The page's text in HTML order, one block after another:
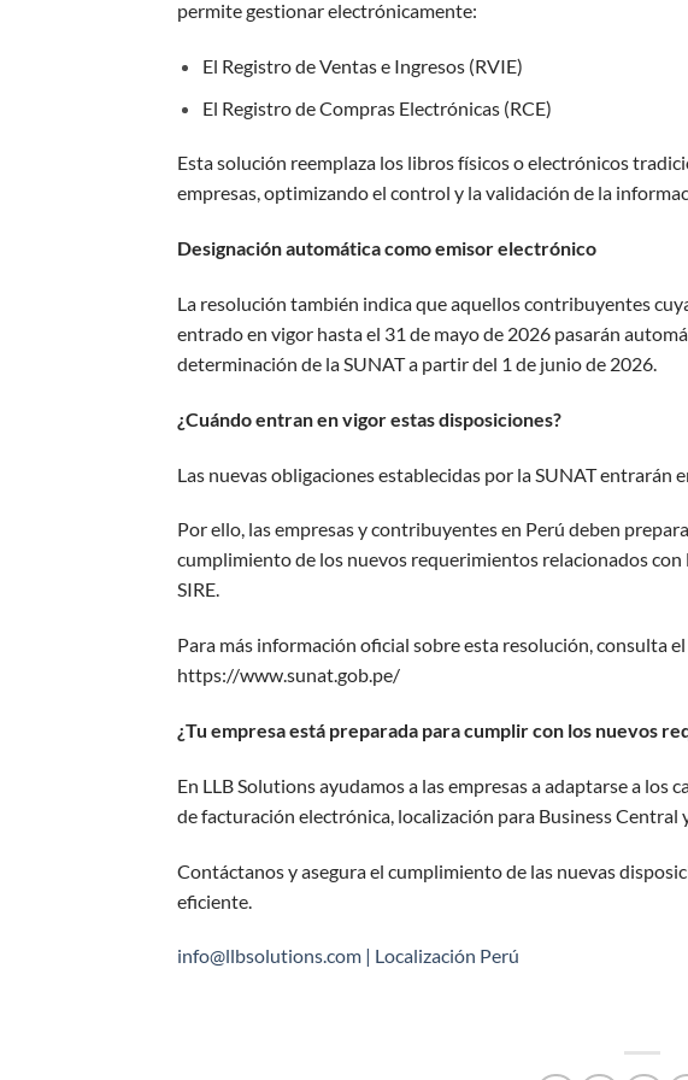
permite gestionar electrónicamente:
El Registro de Ventas e Ingresos (RVIE)
El Registro de Compras Electrónicas (RCE)
Esta solución reemplaza los libros físicos o electrónicos
empresas, optimizando el control y la validación de la
Designación automática como emisor electrónico
La resolución también indica que aquellos contribuyentes
entrado en vigor hasta el 31 de mayo de 2026 pasarán
determinación de la SUNAT a partir del 1 de junio de 2026.
¿Cuándo entran en vigor estas disposiciones?
Las nuevas obligaciones establecidas por la SUNAT entrarán
Por ello, las empresas y contribuyentes en Perú deben
cumplimiento de los nuevos requerimientos relacionados
SIRE.
Para más información oficial sobre esta resolución, consulta
https://www.sunat.gob.pe/
¿Tu empresa está preparada para cumplir con los nuevos
En LLB Solutions ayudamos a las empresas a adaptarse a
de facturación electrónica, localización para Business
Contáctanos y asegura el cumplimiento de las nuevas
eficiente.
info@llbsolutions.com | Localización Perú